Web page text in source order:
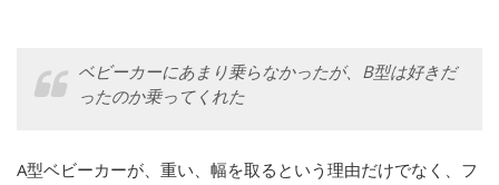
ベビーカーにあまり乗らなかったが、B型は好きだ
ったのか乗ってくれた
A型ベビーカーが、重い、幅を取るという理由だけでなく、フ